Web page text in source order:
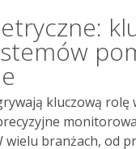
kluczową rolę
branżach, od